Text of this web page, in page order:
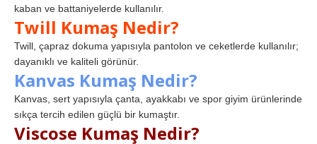
kaban ve battaniyelerde kullanılır.
Twill Kumaş Nedir?
Twill, çapraz dokuma yapısıyla pantolon ve ceketlerde kullanılır;
dayanıklı ve kaliteli görünür.
Kanvas Kumaş Nedir?
Kanvas, sert yapısıyla çanta, ayakkabı ve spor giyim ürünlerinde
sıkça tercih edilen güçlü bir kumaştır.
Viscose Kumaş Nedir?